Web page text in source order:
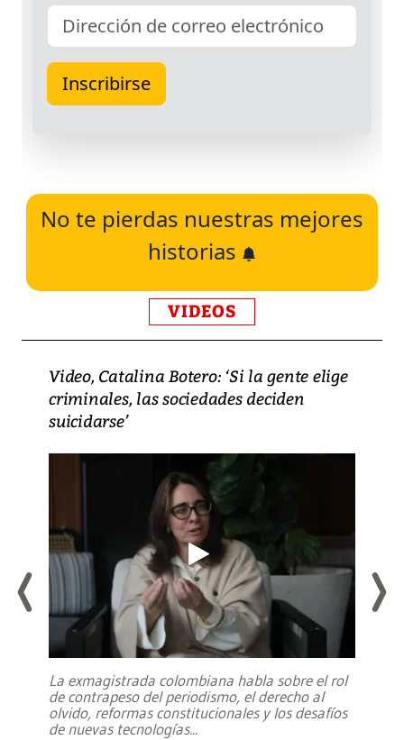
No te pierdas nuestras mejores
historias
VIDEOS
Video, Catalina Botero: ‘Si la gente elige
criminales, las sociedades deciden
suicidarse’
La exmagistrada colombiana habla sobre el rol
de contrapeso del periodismo, el derecho al
olvido, reformas constitucionales y los desafíos
de nuevas tecnologías...